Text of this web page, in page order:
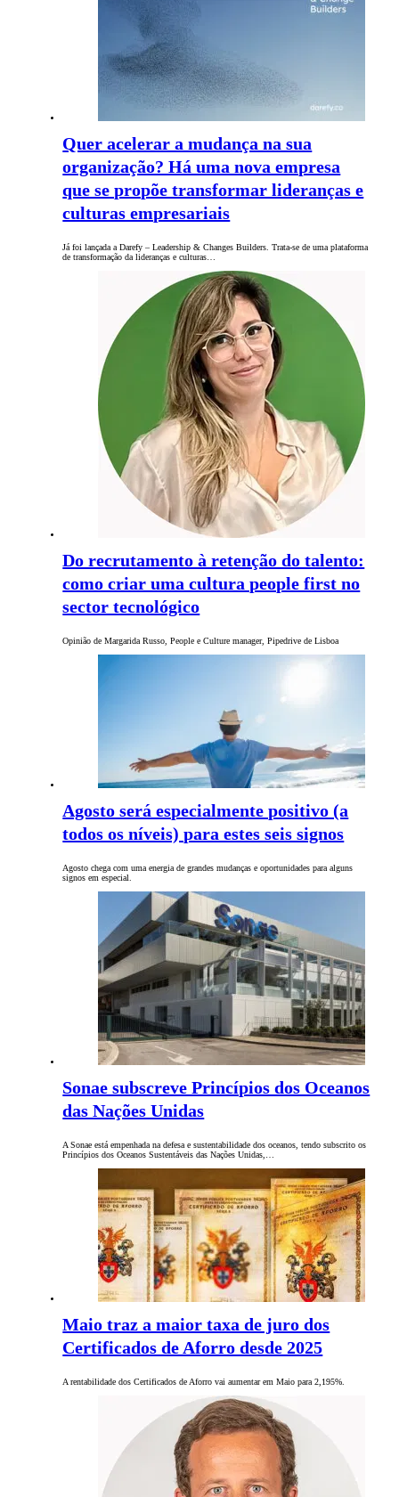
Quer acelerar a mudança na sua
organização? Há uma nova empresa
que se propõe transformar lideranças e
culturas empresariais
Já foi lançada a Darefy – Leadership & Changes Builders. Trata-se de uma plataforma
de transformação da lideranças e culturas…
Do recrutamento à retenção do talento:
como criar uma cultura people first no
sector tecnológico
Opinião de Margarida Russo, People e Culture manager, Pipedrive de Lisboa
Agosto será especialmente positivo (a
todos os níveis) para estes seis signos
Agosto chega com uma energia de grandes mudanças e oportunidades para alguns
signos em especial.
Sonae subscreve Princípios dos Oceanos
das Nações Unidas
A Sonae está empenhada na defesa e sustentabilidade dos oceanos, tendo subscrito os
Princípios dos Oceanos Sustentáveis das Nações Unidas,…
Maio traz a maior taxa de juro dos
Certificados de Aforro desde 2025
A rentabilidade dos Certificados de Aforro vai aumentar em Maio para 2,195%.